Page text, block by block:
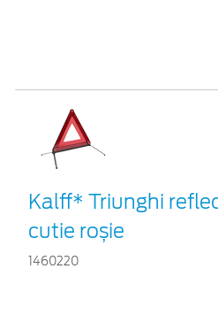
Kalff* Triunghi
cutie roșie
1460220